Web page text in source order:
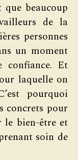
beaucoup
de la
personnes
un moment
confiance. Et
laquelle on
pourquoi
concrets pour
le bien-être et
soin de